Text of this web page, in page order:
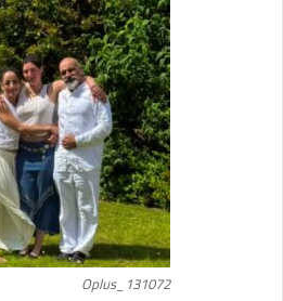
Oplus_131072